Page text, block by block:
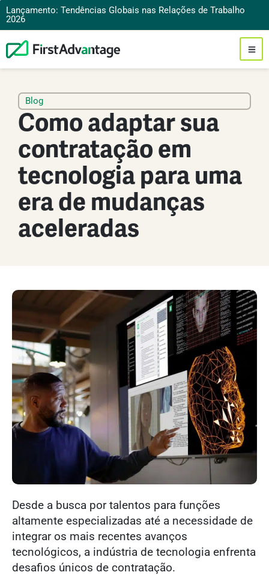
Lançamento: Tendências Globais nas Relações de Trabalho
2026
Blog
Como adaptar sua
contratação em
tecnologia para uma
era de mudanças
aceleradas
Desde a busca por talentos para funções
altamente especializadas até a necessidade de
integrar os mais recentes avanços
tecnológicos, a indústria de tecnologia enfrenta
desafios únicos de contratação.